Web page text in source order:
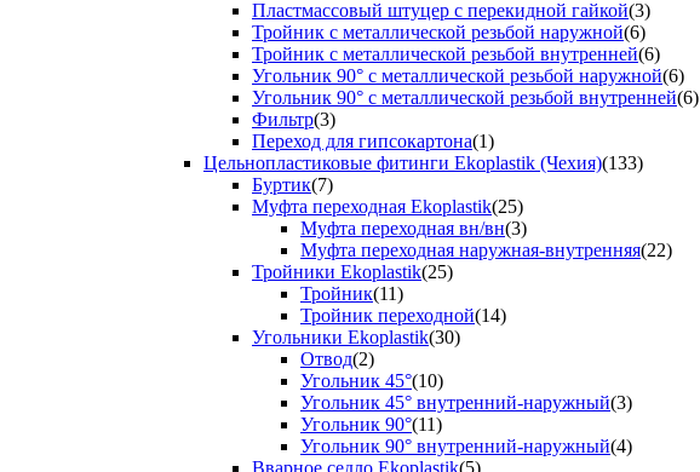
Пластмассовый штуцер с перекидной гайкой(3)
Тройник с металлической резьбой наружной(6)
Тройник с металлической резьбой внутренней(6)
Угольник 90° с металлической резьбой наружной(6)
Угольник 90° с металлической резьбой внутренней(6)
Фильтр(3)
Переход для гипсокартона(1)
Цельнопластиковые фитинги Ekoplastik (Чехия)(133)
Буртик(7)
Муфта переходная Ekoplastik(25)
Муфта переходная вн/вн(3)
Муфта переходная наружная-внутренняя(22)
Тройники Ekoplastik(25)
Тройник(11)
Тройник переходной(14)
Угольники Ekoplastik(30)
Отвод(2)
Угольник 45°(10)
Угольник 45° внутренний-наружный(3)
Угольник 90°(11)
Угольник 90° внутренний-наружный(4)
Вварное седло Ekoplastik(5)